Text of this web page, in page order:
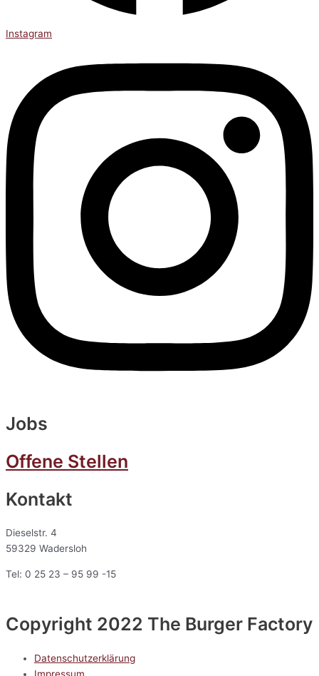
Instagram
Jobs
Offene Stellen
Kontakt
Dieselstr. 4
59329 Wadersloh
Tel: 0 25 23 – 95 99 -15
Copyright 2022 The Burger Factory
Datenschutzerklärung
Impressum